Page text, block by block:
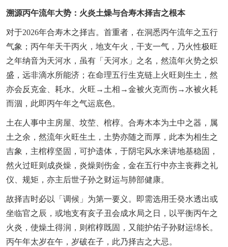
溯源丙午流年大势：火炎土燥与合寿木择吉之根本
对于2026年合寿木之择吉。首重者，在洞悉丙午流年之五行
气象；丙午年天干丙火，地支午火，干支一气，乃火性极旺
之年纳音为天河水，虽有「天河水」之名，然流年火势之炽
盛，远非滴水所能济；在命理五行生克链上火旺则生土，然
亦会反克金、耗水。火旺→土相→金被火克而伤→水被火耗
而涸，此即丙午年之气运底色。
土在人事中主房屋、坟茔、棺椁。合寿木本为土中之器，属
土之余，然流年火旺生土，土势亦随之而厚，此本为相生之
吉象，主棺椁坚固，可护遗体，于阴宅风水来讲地基稳固，
然火过旺则成炎燥，炎燥则伤金，金在五行中亦主丧葬之礼
仪、规矩，亦主后世子孙之财运与肺部健康。
故择吉时必以「调候」为第一要义。即需选用壬癸水透出或
坐临官之辰，或地支有亥子丑会成水局之日，以平衡丙午之
火炎，使燥土得润，则棺椁既固，又能护佑子孙财运绵长。
丙午年太岁在午，岁破在子，此乃择吉之大忌。